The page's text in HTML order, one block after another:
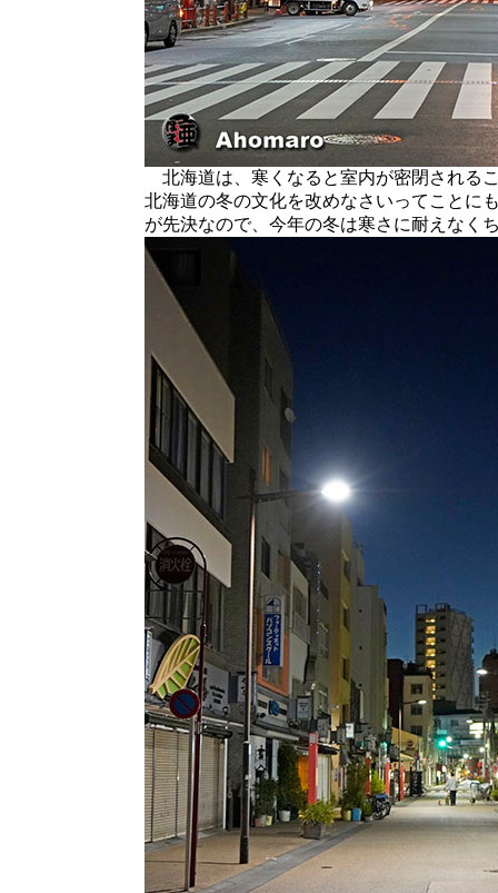
北海道は、寒くなると室内が密閉される
北海道の冬の文化を改めなさいってことに
が先決なので、今年の冬は寒さに耐えなく